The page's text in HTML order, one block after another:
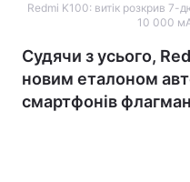
Redmi K100: витік розкрив
10 000
Судячи з усього,
новим еталоном
смартфонів